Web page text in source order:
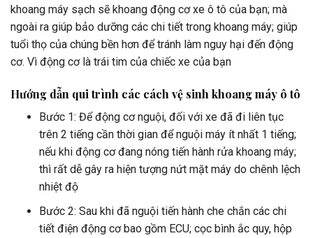
khoang máy sạch sẽ khoang động cơ xe ô tô của bạn; mà
ngoài ra giúp bảo dưỡng các chi tiết trong khoang máy; giúp
tuổi thọ của chúng bền hơn để tránh làm nguy hại đến động
cơ. Vì động cơ là trái tim của chiếc xe của bạn
Hướng dẫn qui trình các cách vệ sinh khoang máy ô tô
Bước 1: Để động cơ nguội, đối với xe đã đi liên tục
trên 2 tiếng cần thời gian để nguội máy ít nhất 1 tiếng;
nếu khi động cơ đang nóng tiến hành rửa khoang máy;
thì rất dễ gây ra hiện tượng nứt mặt máy do chênh lệch
nhiệt độ
Bước 2: Sau khi đã nguội tiến hành che chắn các chi
tiết điện động cơ bao gồm ECU; cọc bình ắc quy, hộp